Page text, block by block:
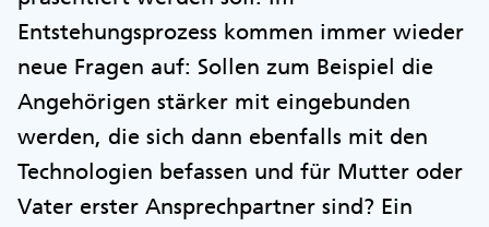
Entstehungsprozess kommen immer wieder
neue Fragen auf: Sollen zum Beispiel die
Angehörigen stärker mit eingebunden
werden, die sich dann ebenfalls mit den
Technologien befassen und für Mutter oder
Vater erster Ansprechpartner sind? Ein